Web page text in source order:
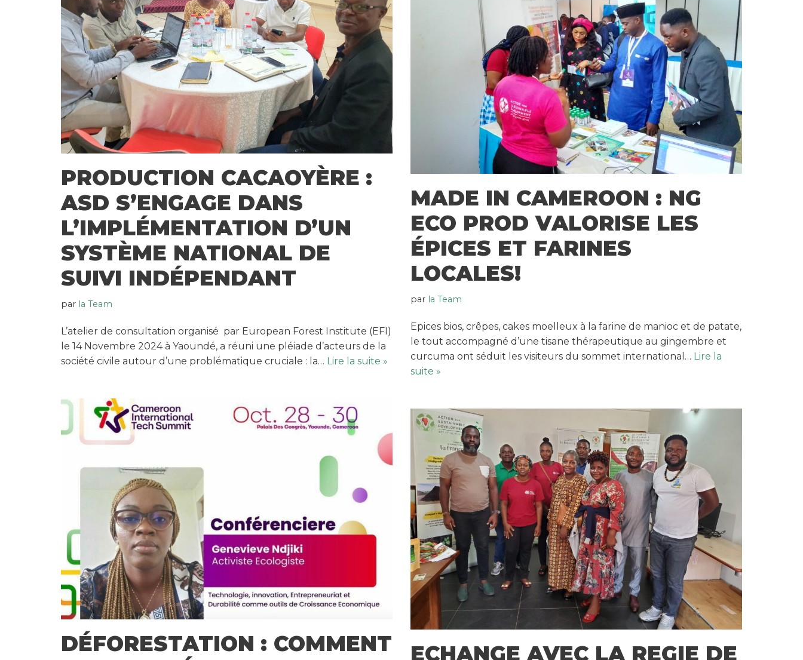
PRODUCTION CACAOYÈRE :
ASD S’ENGAGE DANS
L’IMPLÉMENTATION D’UN
SYSTÈME NATIONAL DE
SUIVI INDÉPENDANT
par la Team
L’atelier de consultation organisé par European Forest Institute (EFI)
le 14 Novembre 2024 à Yaoundé, a réuni une pléiade d’acteurs de la
société civile autour d’une problématique cruciale : la… Lire la suite »
MADE IN CAMEROON : NG
ECO PROD VALORISE LES
ÉPICES ET FARINES
LOCALES!
par la Team
Epices bios, crêpes, cakes moelleux à la farine de manioc et de patate,
le tout accompagné d’une tisane thérapeutique au gingembre et
curcuma ont séduit les visiteurs du sommet international… Lire la
suite »
DÉFORESTATION : COMMENT
ECHANGE AVEC LA REGIE DE